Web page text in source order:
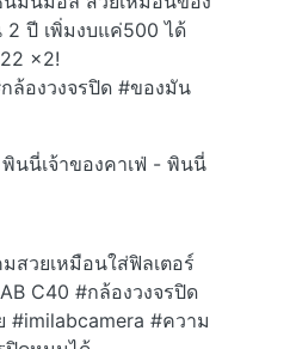
2 ปี เพิ่มงบแค่500 ได้
x2!
ล้องวงจรปิด #ของมัน
นนี่เจ้าของคาเฟ่ - พินนี่
สวยเหมือนใส่ฟิลเตอร์
C40 #กล้องวงจรปิด
#imilabcamera #ความ